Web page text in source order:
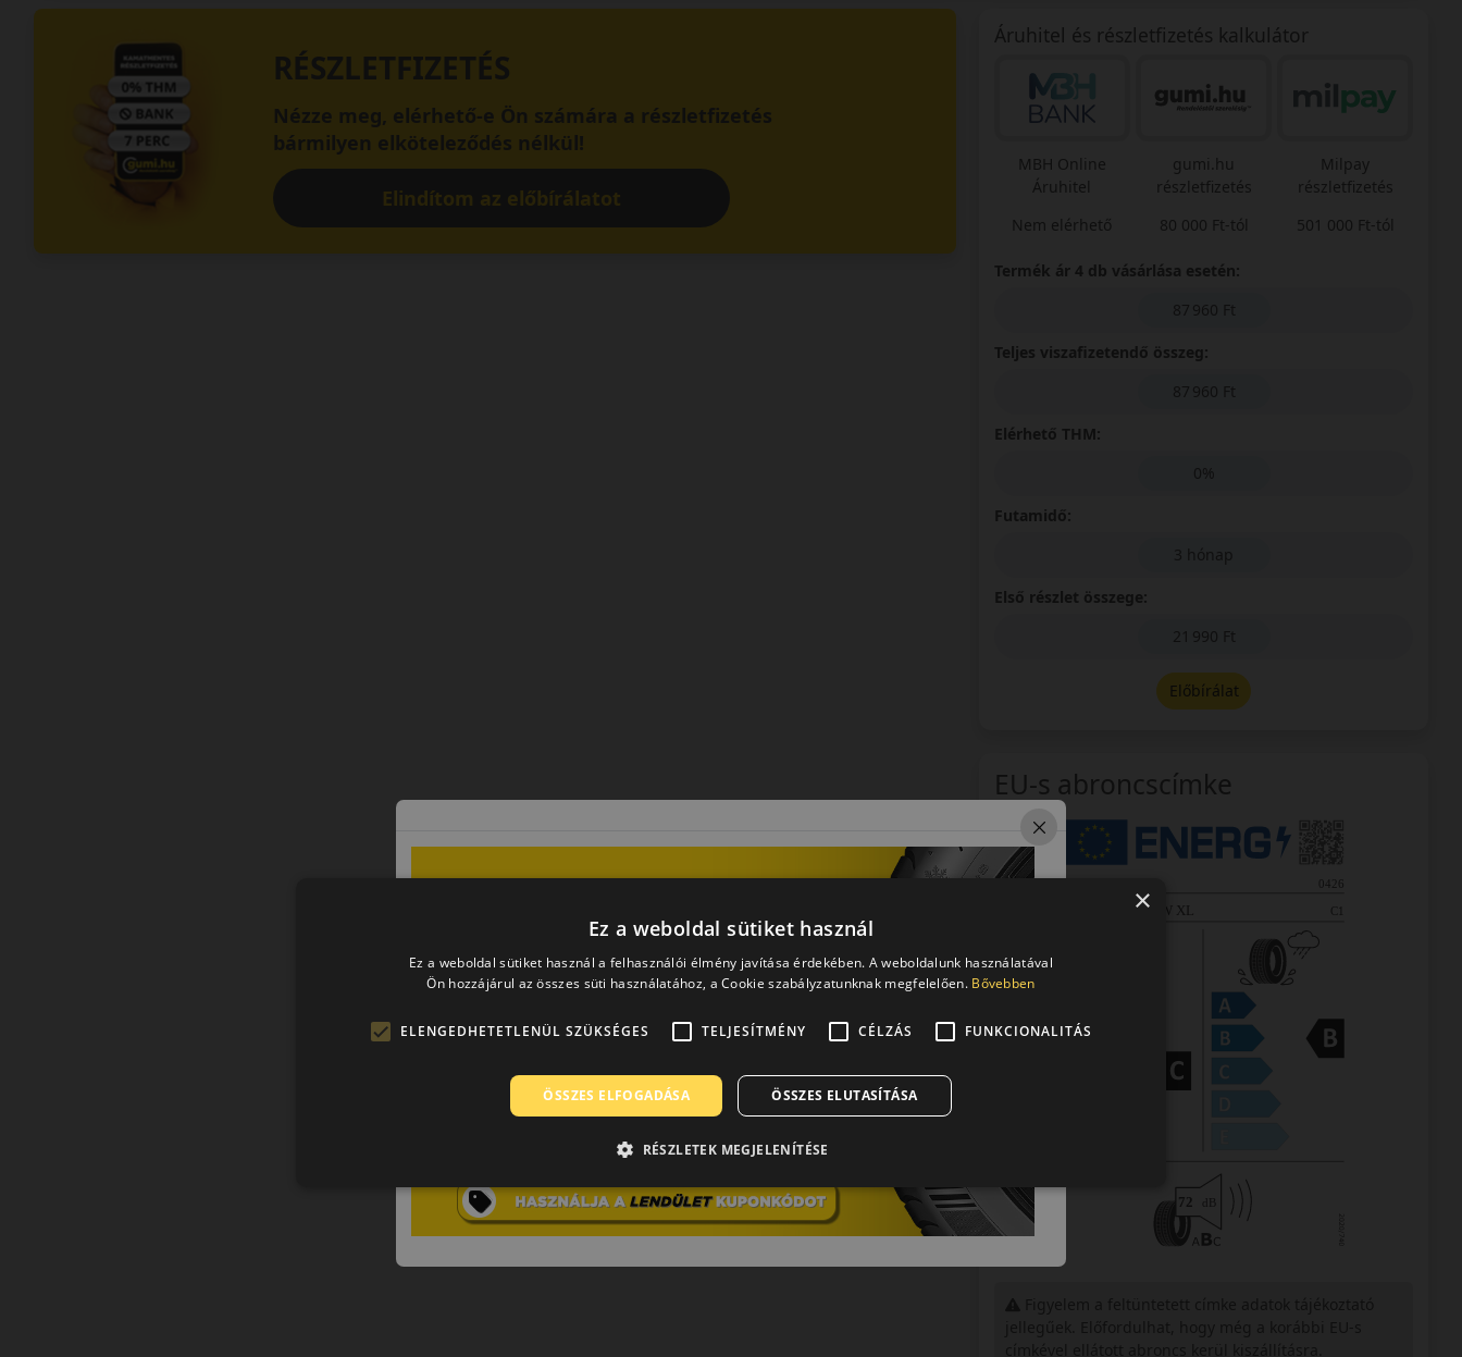
RÉSZLETFIZETÉS
Nézze meg, elérhető-e Ön számára a részletfizetés
bármilyen elköteleződés nélkül!
Elindítom az előbírálatot
Áruhitel és részletfizetés kalkulátor
MBH Online
Áruhitel
Nem elérhető
gumi.hu
részletfizetés
80 000 Ft-tól
Milpay
részletfizetés
501 000 Ft-tól
Termék ár 4 db vásárlása esetén:
87 960 Ft
Teljes viszafizetendő összeg:
87 960 Ft
Elérhető THM:
0%
Futamidő:
3 hónap
Első részlet összege:
21 990 Ft
Előbírálat
EU-s abroncscímke
×
Ez a weboldal sütiket használ
Ez a weboldal sütiket használ a felhasználói élmény javítása érdekében. A weboldalunk használatával
Ön hozzájárul az összes süti használatához, a Cookie szabályzatunknak megfelelően. Bővebben
ELENGEDHETETLENÜL SZÜKSÉGES TELJESÍTMÉNY CÉLZÁS FUNKCIONALITÁS
ÖSSZES ELFOGADÁSA ÖSSZES ELUTASÍTÁSA
RÉSZLETEK MEGJELENÍTÉSE